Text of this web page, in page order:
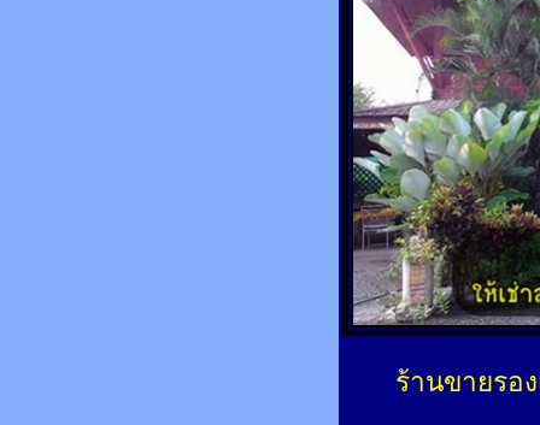
ร้านขายรอ